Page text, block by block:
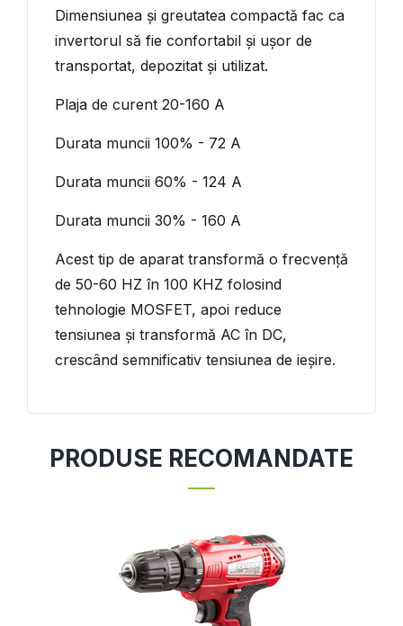
Dimensiunea și greutatea compactă fac ca
invertorul să fie confortabil și ușor de
transportat, depozitat și utilizat.
Plaja de curent 20-160 A
Durata muncii 100% - 72 А
Durata muncii 60% - 124 А
Durata muncii 30% - 160 А
Acest tip de aparat transformă o frecvență
de 50-60 HZ în 100 KHZ folosind
tehnologie MOSFET, apoi reduce
tensiunea și transformă AC în DC,
crescând semnificativ tensiunea de ieșire.
PRODUSE RECOMANDATE